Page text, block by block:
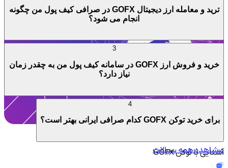
آشنایی با توکن GOFX
ترید و معامله ارز دیجیتال GOFX در صرافی کیف پول من چگونه
انجام می شود؟
خرید و فروش ارز GOFX در سامانه کیف پول من به چقدر زمان
نیاز دارد؟
برای خرید توکن GOFX کدام صرافی ایرانی بهتر است؟
مشاهده همه سوالات